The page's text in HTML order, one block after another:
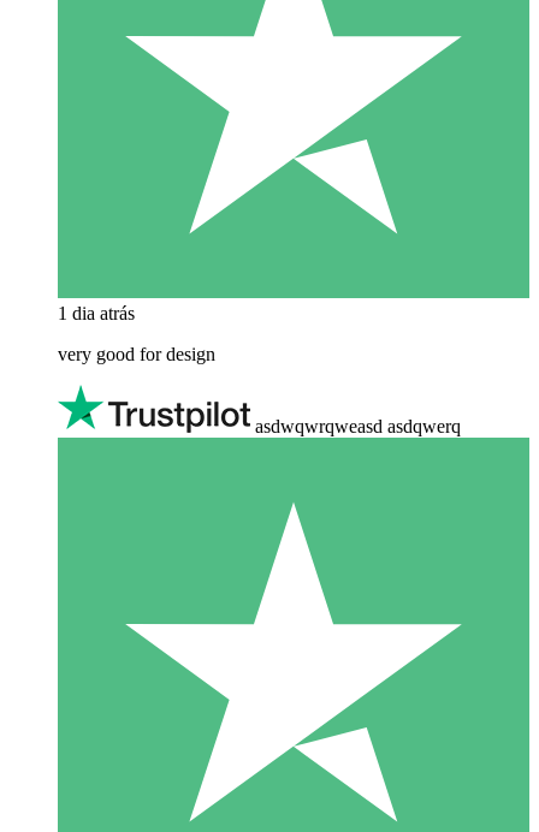
1 dia atrás
very good for design
asdwqwrqweasd asdqwerq